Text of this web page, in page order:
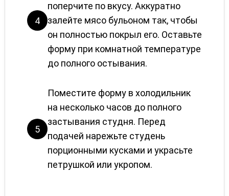
4
поперчите по вкусу. Аккуратно
залейте мясо бульоном так, чтобы
он полностью покрыл его. Оставьте
форму при комнатной температуре
до полного остывания.
5
Поместите форму в холодильник
на несколько часов до полного
застывания студня. Перед
подачей нарежьте студень
порционными кусками и украсьте
петрушкой или укропом.